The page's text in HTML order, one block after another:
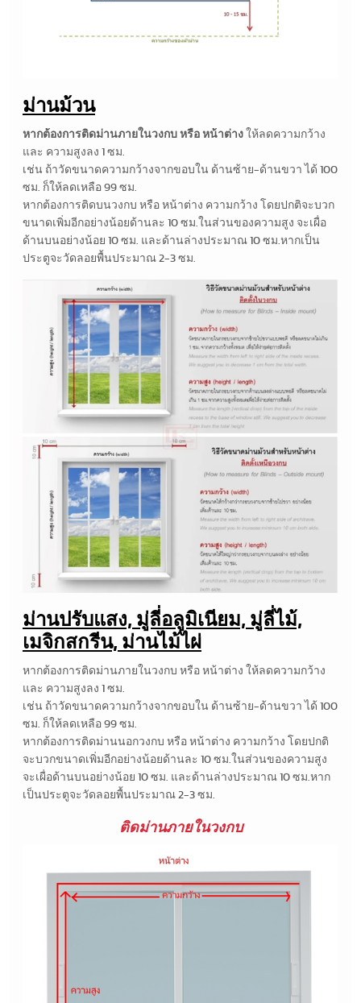
ม่านม้วน
หากต้องการติดม่านภายในวงกบ หรือ หน้าต่าง ให้ลดความกว้าง
และ ความสูงลง 1 ซม.
เช่น ถ้าวัดขนาดความกว้างจากขอบใน ด้านซ้าย-ด้านขวา ได้ 100
ซม. ก็ให้ลดเหลือ 99 ซม.
หากต้องการติดบนวงกบ หรือ หน้าต่าง ความกว้าง โดยปกติจะบวก
ขนาดเพิ่มอีกอย่างน้อยด้านละ 10 ซม.ในส่วนของความสูง จะเผื่อ
ด้านบนอย่างน้อย 10 ซม. และด้านล่างประมาณ 10 ซม.หากเป็น
ประตูจะวัดลอยพื้นประมาณ 2-3 ซม.
ม่านปรับแสง, มู่ลี่อลูมิเนียม, มู่ลี่ไม้,
เมจิกสกรีน, ม่านไม้ไผ่
หากต้องการติดม่านภายในวงกบ หรือ หน้าต่าง ให้ลดความกว้าง
และ ความสูงลง 1 ซม.
เช่น ถ้าวัดขนาดความกว้างจากขอบใน ด้านซ้าย-ด้านขวา ได้ 100
ซม. ก็ให้ลดเหลือ 99 ซม.
หากต้องการติดม่านนอกวงกบ หรือ หน้าต่าง ความกว้าง โดยปกติ
จะบวกขนาดเพิ่มอีกอย่างน้อยด้านละ 10 ซม.ในส่วนของความสูง
จะเผื่อด้านบนอย่างน้อย 10 ซม. และด้านล่างประมาณ 10 ซม.หาก
เป็นประตูจะวัดลอยพื้นประมาณ 2-3 ซม.
ติดม่านภายในวงกบ